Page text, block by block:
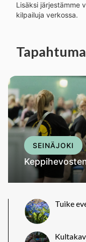
Lisäksi järjestämme
kilpailuja verkossa.
Tuike